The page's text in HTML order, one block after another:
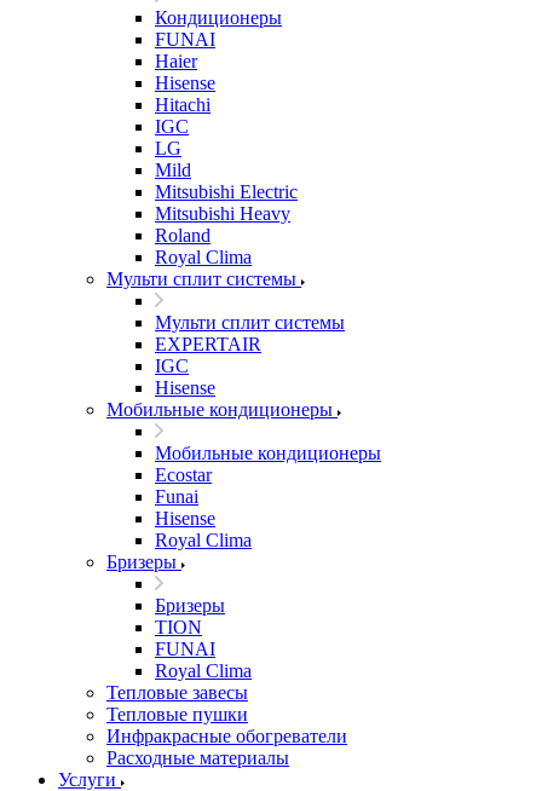
Кондиционеры
FUNAI
Haier
Hisense
Hitachi
IGC
LG
Mild
Mitsubishi Electric
Mitsubishi Heavy
Roland
Royal Clima
Мульти сплит системы
Мульти сплит системы
EXPERTAIR
IGC
Hisense
Мобильные кондиционеры
Мобильные кондиционеры
Ecostar
Funai
Hisense
Royal Clima
Бризеры
Бризеры
TION
FUNAI
Royal Clima
Тепловые завесы
Тепловые пушки
Инфракрасные обогреватели
Расходные материалы
Услуги